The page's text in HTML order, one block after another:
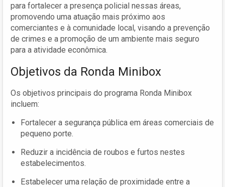
para fortalecer a presença policial nessas áreas,
promovendo uma atuação mais próximo aos
comerciantes e à comunidade local, visando a prevenção
de crimes e a promoção de um ambiente mais seguro
para a atividade econômica.
Objetivos da Ronda Minibox
Os objetivos principais do programa Ronda Minibox
incluem:
Fortalecer a segurança pública em áreas comerciais de
pequeno porte.
Reduzir a incidência de roubos e furtos nestes
estabelecimentos.
Estabelecer uma relação de proximidade entre a